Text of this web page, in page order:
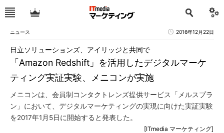
ニュース 2016年12月22日
「Amazon Redshift」を活用したデジタルマーケ
ティング実証実験、メニコンが実施
日立ソリューションズ、アイリッジと共同で
メニコンは、会員制コンタクトレンズ提供サービス「メルスプラ
ン」において、デジタルマーケティングの実現に向けた実証実験
を2017年1月5日に開始すると発表した。
[ITmedia マーケティング]